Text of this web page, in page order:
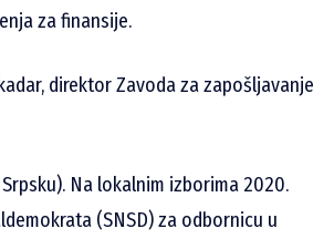
za finansije.
direktor Zavoda za zapošljavanje
Na lokalnim izborima 2020.
(SNSD) za odbornicu u